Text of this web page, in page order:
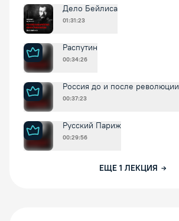
Дело Бейлиса
01:31:23
Распутин
00:34:26
Россия до и после революции
00:37:23
Русский Париж
00:29:56
ЕЩЕ 1 ЛЕКЦИЯ